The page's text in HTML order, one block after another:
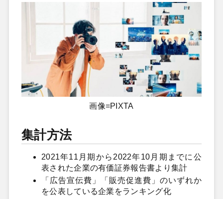
画像=PIXTA
集計方法
2021年11月期から2022年10月期までに公
表された企業の有価証券報告書より集計
「広告宣伝費」「販売促進費」のいずれか
を公表している企業をランキング化